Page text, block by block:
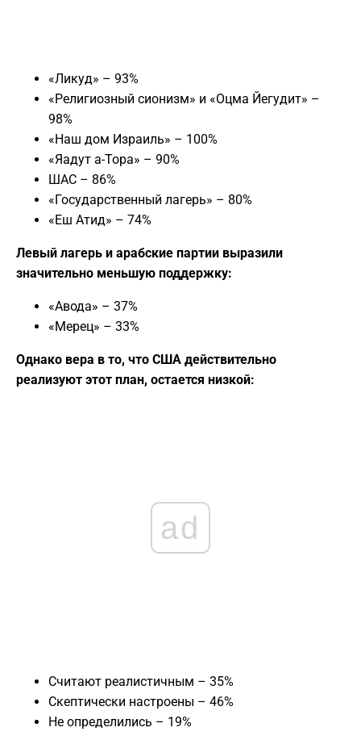
«Ликуд» – 93%
«Религиозный сионизм» и «Оцма Йегудит» –
98%
«Наш дом Израиль» – 100%
«Яадут а-Тора» – 90%
ШАС – 86%
«Государственный лагерь» – 80%
«Еш Атид» – 74%
Левый лагерь и арабские партии выразили
значительно меньшую поддержку:
«Авода» – 37%
«Мерец» – 33%
Однако вера в то, что США действительно
реализуют этот план, остается низкой:
ad
Считают реалистичным – 35%
Скептически настроены – 46%
Не определились – 19%